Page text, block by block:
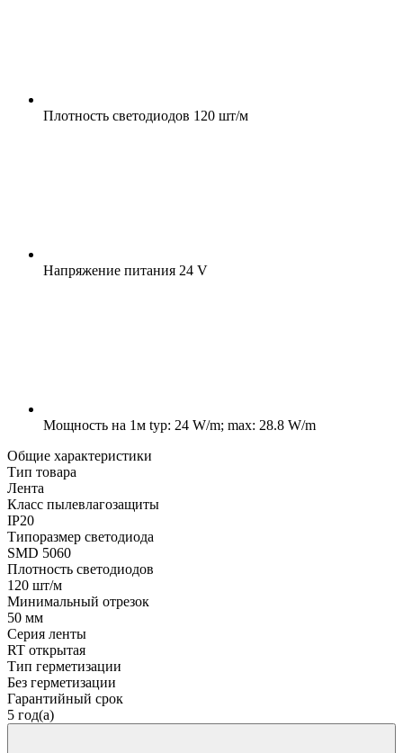
Плотность светодиодов 120 шт/м
Напряжение питания 24 V
Мощность на 1м typ: 24 W/m; max: 28.8 W/m
Общие характеристики
Тип товара
Лента
Класс пылевлагозащиты
IP20
Типоразмер светодиода
SMD 5060
Плотность светодиодов
120 шт/м
Минимальный отрезок
50 мм
Серия ленты
RT открытая
Тип герметизации
Без герметизации
Гарантийный срок
5 год(а)